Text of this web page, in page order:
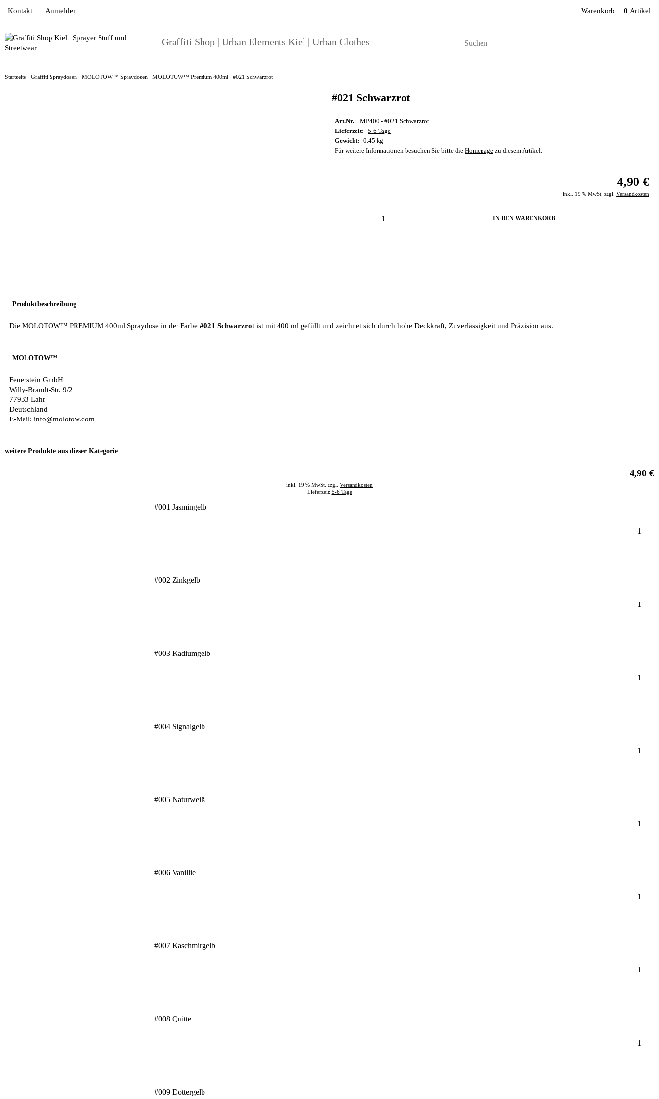
Graffiti Shop | Urban Elements Kiel | Urban Clothes
Kontakt Anmelden Warenkorb 0 Artikel
Startseite Graffiti Spraydosen MOLOTOW™ Spraydosen MOLOTOW™ Premium 400ml #021 Schwarzrot
#021 Schwarzrot
Art.Nr.:
MP400 - #021 Schwarzrot
Lieferzeit:
5-6 Tage
Gewicht:
0.45 kg
Für weitere Informationen besuchen Sie bitte die Homepage zu diesem Artikel.
4,90 €
inkl. 19 % MwSt. zzgl. Versandkosten
IN DEN WARENKORB
Produktbeschreibung
Die MOLOTOW™ PREMIUM 400ml Spraydose in der Farbe #021 Schwarzrot ist mit 400 ml gefüllt und zeichnet sich durch hohe Deckkraft, Zuverlässigkeit und Präzision aus.
MOLOTOW™
Feuerstein GmbH
Willy-Brandt-Str. 9/2
77933 Lahr
Deutschland
E-Mail: info@molotow.com
weitere Produkte aus dieser Kategorie
4,90 €
inkl. 19 % MwSt. zzgl. Versandkosten
Lieferzeit: 5-6 Tage
#001 Jasmingelb
#002 Zinkgelb
#003 Kadiumgelb
#004 Signalgelb
#005 Naturweiß
#006 Vanillie
#007 Kaschmirgelb
#008 Quitte
#009 Dottergelb